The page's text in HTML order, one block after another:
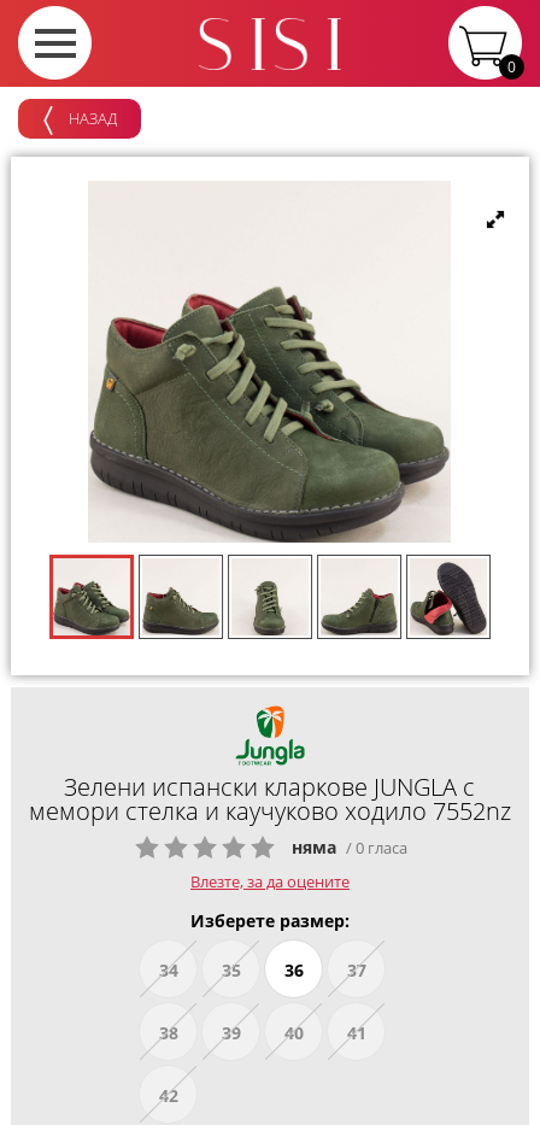
0
НАЗАД
Зелени испански кларкове JUNGLA с
мемори стелка и каучуково ходило 7552nz
няма / 0 гласа
Влезте, за да оцените
Изберете размер:
34 35 36 37
38 39 40 41
42